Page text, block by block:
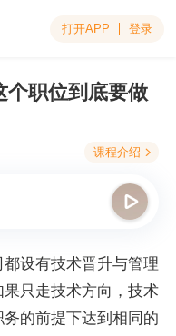
打开APP 登录
个职位到底要做
课程介绍 

设有技术晋升与管理
只走技术方向，技术
的前提下达到相同的